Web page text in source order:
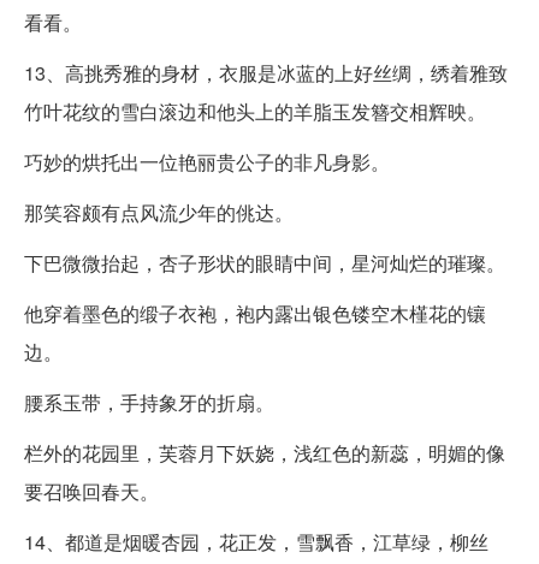
看看。
13、高挑秀雅的身材，衣服是冰蓝的上好丝绸，绣着雅致
竹叶花纹的雪白滚边和他头上的羊脂玉发簪交相辉映。
巧妙的烘托出一位艳丽贵公子的非凡身影。
那笑容颇有点风流少年的佻达。
下巴微微抬起，杏子形状的眼睛中间，星河灿烂的璀璨。
他穿着墨色的缎子衣袍，袍内露出银色镂空木槿花的镶
边。
腰系玉带，手持象牙的折扇。
栏外的花园里，芙蓉月下妖娆，浅红色的新蕊，明媚的像
要召唤回春天。
14、都道是烟暖杏园，花正发，雪飘香，江草绿，柳丝